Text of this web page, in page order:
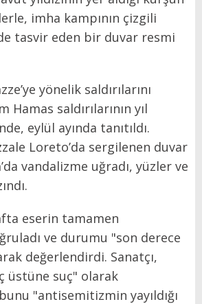
imha kampının çizgili
tasvir eden bir duvar resmi
yönelik saldırılarını
saldırılarının yıl
eylül ayında tanıtıldı.
Loreto’da sergilenen duvar
vandalizme uğradı, yüzler ve
eserin tamamen
ve durumu "son derece
değerlendirdi. Sanatçı,
üstüne suç" olarak
"antisemitizmin yayıldığı